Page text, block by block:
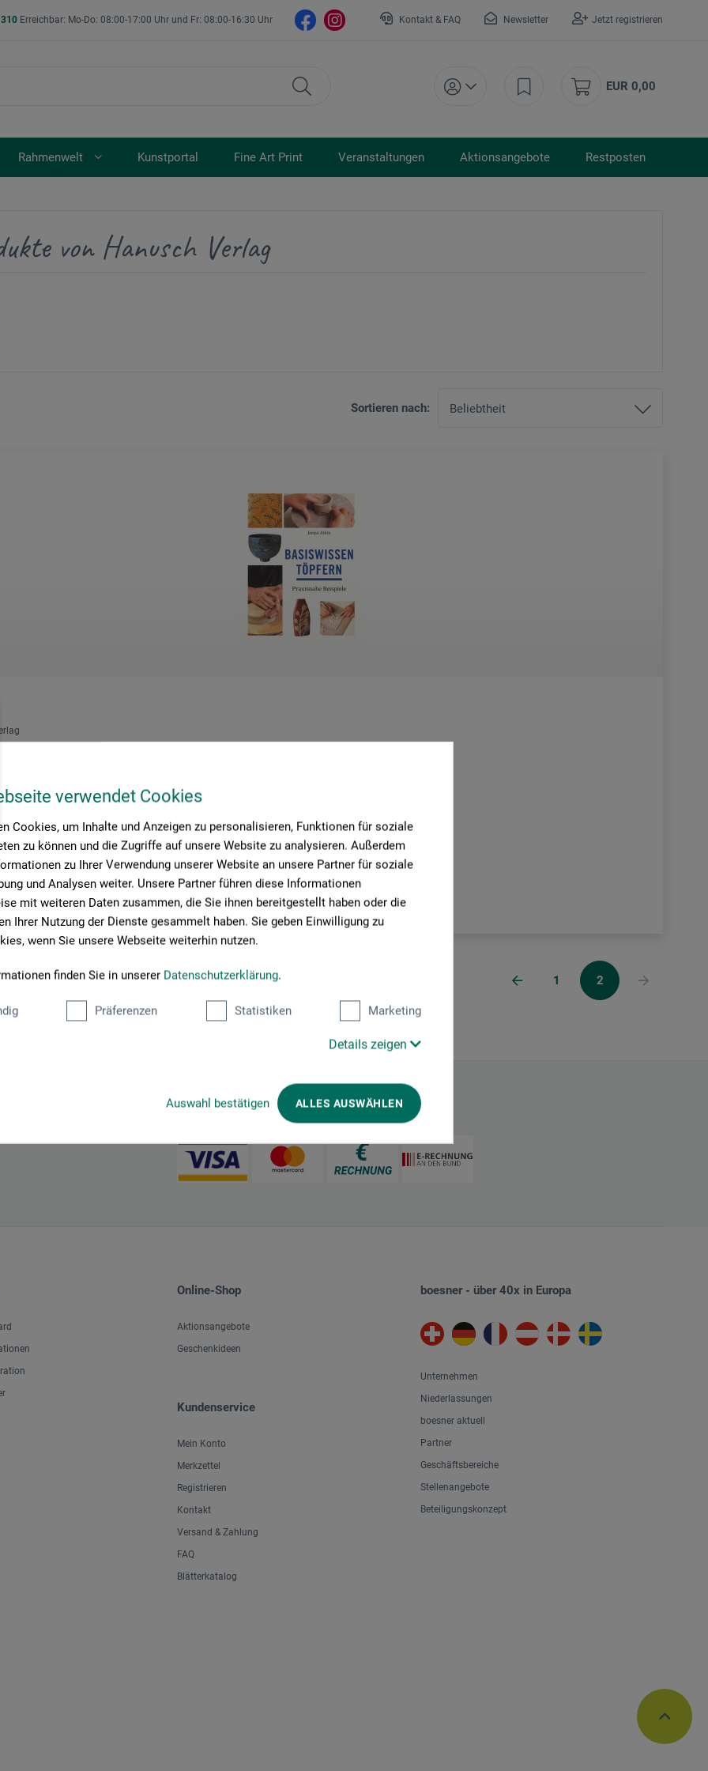
verwendet Cookies
Cookies, um Inhalte und Anzeigen zu personalisieren, Funktionen für soziale
zu können und die Zugriffe auf unsere Website zu analysieren. Außerdem
zu Ihrer Verwendung unserer Website an unsere Partner für soziale
und Analysen weiter. Unsere Partner führen diese Informationen
mit weiteren Daten zusammen, die Sie ihnen bereitgestellt haben oder die
Ihrer Nutzung der Dienste gesammelt haben. Sie geben Einwilligung zu
wenn Sie unsere Webseite weiterhin nutzen.
finden Sie in unserer Datenschutzerklärung.
Präferenzen Statistiken Marketing
Details zeigen
Auswahl bestätigen ALLES AUSWÄHLEN
Erreichbar: Mo-Do: 08:00-17:00 Uhr und Fr: 08:00-16:30 Uhr Kontakt & FAQ Newsletter Jetzt registrieren
EUR 0,00
Rahmenwelt Kunstportal Fine Art Print Veranstaltungen Aktionsangebote Restposten
von Hanusch Verlag
Sortieren nach:
EUR
1 2
Zahlungsarten im Onlineshop
Online-Shop
Aktionsangebote
Geschenkideen
Kundenservice
Mein Konto
Merkzettel
Registrieren
Kontakt
Versand & Zahlung
FAQ
Blätterkatalog
boesner - über 40x in Europa
Unternehmen
Niederlassungen
boesner aktuell
Partner
Geschäftsbereiche
Stellenangebote
Beteiligungskonzept